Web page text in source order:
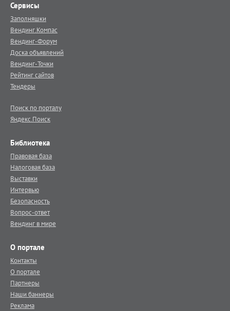
Сервисы
Заполняшки
Вендинг.Компас
Вендинг-Форум
Доска объявлений
Вендинг-Точки
Рейтинг сайтов
Тендеры
Поиск по порталу
Яндекс.Поиск
Библиотека
Правовая база
Налоговая база
Выставки
Интервью
Безопасность
Вопрос-ответ
Вендинг в мире
О портале
Контакты
О портале
Партнеры
Наши баннеры
Реклама